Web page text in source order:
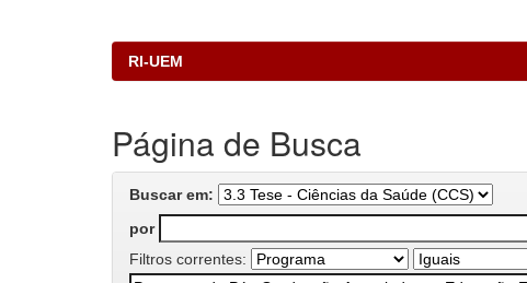
RI-UEM
Página de Busca
Buscar em:
por
Filtros correntes: